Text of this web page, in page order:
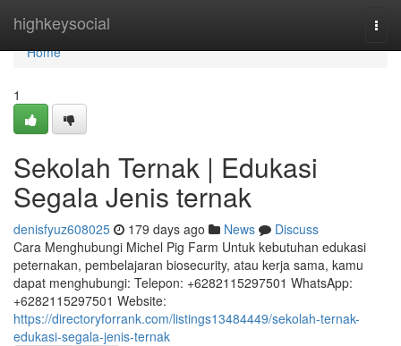
highkeysocial
Home
Home
1
Sekolah Ternak | Edukasi
Segala Jenis ternak
denisfyuz608025 179 days ago News
Discuss
Cara Menghubungi Michel Pig Farm Untuk kebutuhan edukasi
peternakan, pembelajaran biosecurity, atau kerja sama, kamu
dapat menghubungi: Telepon: +6282115297501 WhatsApp:
+6282115297501 Website:
https://directoryforrank.com/listings13484449/sekolah-ternak-
edukasi-segala-jenis-ternak